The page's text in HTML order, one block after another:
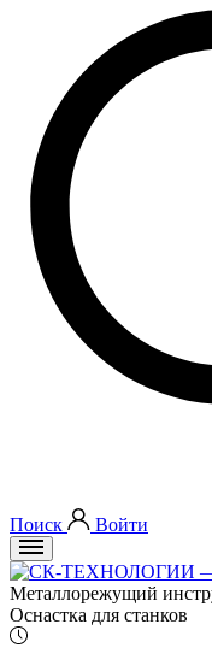
Поиск Войти
Металлорежущий
Оснастка для станков